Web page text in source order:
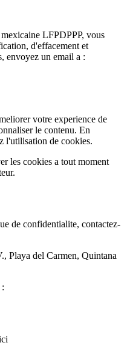
LFPDPPP, vous
d'effacement et
envoyez un email a :
votre experience de
le contenu. En
l'utilisation de cookies.
les cookies a tout moment
de confidentialite, contactez-
Playa del Carmen, Quintana